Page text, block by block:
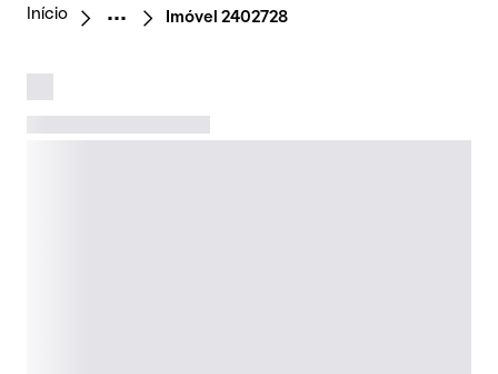
Início Imóvel 2402728